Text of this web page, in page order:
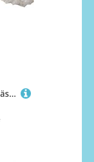
All-Match gestreifte Mütze, lässig, gestrickt, Eltern-Kind-Wollmütze, Alltagskleidung, winddicht, für Halloween-Party, Strickmützen für Baby, Mädchen, Jungen, lässig, Damen, Herren